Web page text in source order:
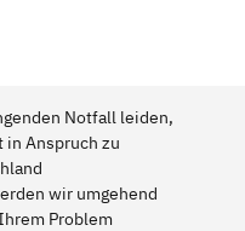
Notfall leiden,
Anspruch zu
wir umgehend
Problem